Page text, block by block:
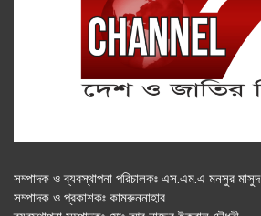
সম্পাদক ও ব্যবস্থাপনা পরিচালকঃ এস.এম.এ মনসুর মাসুদ
সম্পাদক ও প্রকাশকঃ কামরুননাহার